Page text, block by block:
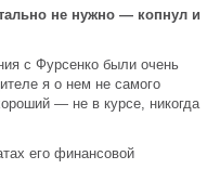
не нужно — копнул и
с Фурсенко были очень
я о нем не самого
— не в курсе, никогда
его финансовой